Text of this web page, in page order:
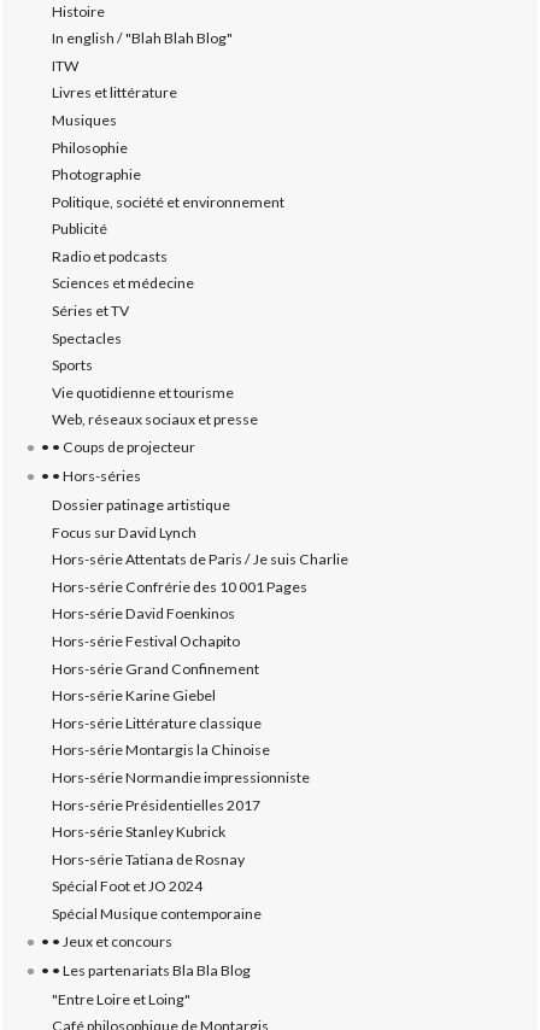
Histoire
In english / "Blah Blah Blog"
ITW
Livres et littérature
Musiques
Philosophie
Photographie
Politique, société et environnement
Publicité
Radio et podcasts
Sciences et médecine
Séries et TV
Spectacles
Sports
Vie quotidienne et tourisme
Web, réseaux sociaux et presse
• • Coups de projecteur
• • Hors-séries
Dossier patinage artistique
Focus sur David Lynch
Hors-série Attentats de Paris / Je suis Charlie
Hors-série Confrérie des 10 001 Pages
Hors-série David Foenkinos
Hors-série Festival Ochapito
Hors-série Grand Confinement
Hors-série Karine Giebel
Hors-série Littérature classique
Hors-série Montargis la Chinoise
Hors-série Normandie impressionniste
Hors-série Présidentielles 2017
Hors-série Stanley Kubrick
Hors-série Tatiana de Rosnay
Spécial Foot et JO 2024
Spécial Musique contemporaine
• • Jeux et concours
• • Les partenariats Bla Bla Blog
"Entre Loire et Loing"
Café philosophique de Montargis